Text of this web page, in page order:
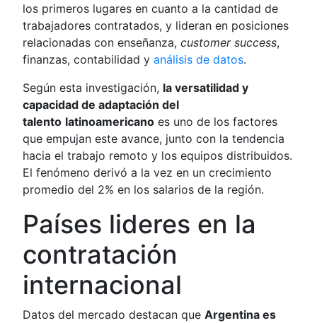
los primeros lugares en cuanto a la cantidad de
trabajadores contratados, y lideran en posiciones
relacionadas con enseñanza,customer success,
finanzas, contabilidad yanálisis de datos.
Según esta investigación, la versatilidad y
capacidad de adaptación del
talento latinoamericano es uno de los factores
que empujan este avance, junto con la tendencia
hacia el trabajo remoto y los equipos distribuidos.
El fenómeno derivó a la vez en un crecimiento
promedio del 2% en los salarios de la región.
Países lideres en la
contratación
internacional
Datos del mercado destacan queArgentina es